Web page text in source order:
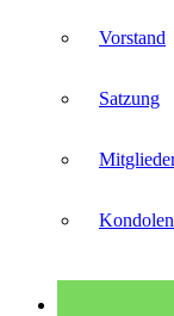
Vorstand
Satzung